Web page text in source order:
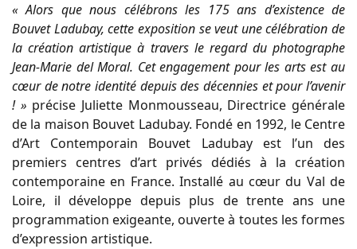
« Alors que nous célébrons les 175 ans d’existence de
Bouvet Ladubay, cette exposition se veut une célébration de
la création artistique à travers le regard du photographe
Jean-Marie del Moral. Cet engagement pour les arts est au
cœur de notre identité depuis des décennies et pour l’avenir
! » précise Juliette Monmousseau, Directrice générale
de la maison Bouvet Ladubay. Fondé en 1992, le Centre
d’Art Contemporain Bouvet Ladubay est l’un des
premiers centres d’art privés dédiés à la création
contemporaine en France. Installé au cœur du Val de
Loire, il développe depuis plus de trente ans une
programmation exigeante, ouverte à toutes les formes
d’expression artistique.